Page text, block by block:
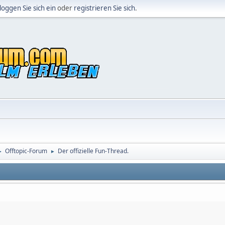
loggen Sie sich einoder registrieren Sie sich.
Offtopic-Forum ► Der offizielle Fun-Thread.